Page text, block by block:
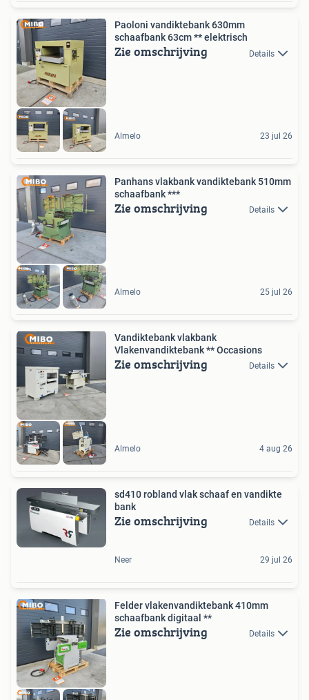
Paoloni vandiktebank 630mm
schaafbank 63cm ** elektrisch
Zie omschrijving Details
Almelo 23 jul 26
Panhans vlakbank vandiktebank 510mm
schaafbank ***
Zie omschrijving Details
Almelo 25 jul 26
Vandiktebank vlakbank
Vlakenvandiktebank ** Occasions
Zie omschrijving Details
Almelo 4 aug 26
sd410 robland vlak schaaf en vandikte
bank
Zie omschrijving Details
Neer 29 jul 26
Felder vlakenvandiktebank 410mm
schaafbank digitaal **
Zie omschrijving Details